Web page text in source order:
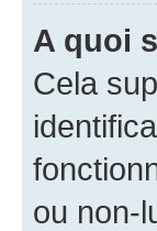
A quoi
Cela
ou non-